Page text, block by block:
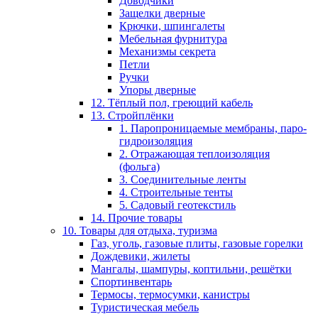
Защелки дверные
Крючки, шпингалеты
Мебельная фурнитура
Механизмы секрета
Петли
Ручки
Упоры дверные
12. Тёплый пол, греющий кабель
13. Стройплёнки
1. Паропроницаемые мембраны, паро-
гидроизоляция
2. Отражающая теплоизоляция
(фольга)
3. Соединительные ленты
4. Строительные тенты
5. Садовый геотекстиль
14. Прочие товары
10. Товары для отдыха, туризма
Газ, уголь, газовые плиты, газовые горелки
Дождевики, жилеты
Мангалы, шампуры, коптильни, решётки
Спортинвентарь
Термосы, термосумки, канистры
Туристическая мебель